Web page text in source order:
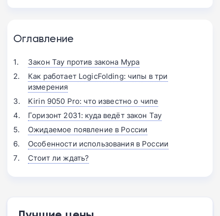
Оглавление
Закон Тау против закона Мура
Как работает LogicFolding: чипы в три
измерения
Kirin 9050 Pro: что известно о чипе
Горизонт 2031: куда ведёт закон Тау
Ожидаемое появление в России
Особенности использования в России
Стоит ли ждать?